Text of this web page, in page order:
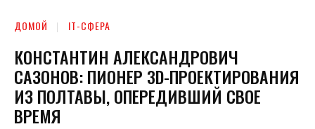
ДОМОЙ ІТ-СФЕРА
КОНСТАНТИН АЛЕКСАНДРОВИЧ
САЗОНОВ: ПИОНЕР 3D-ПРОЕКТИРОВАНИЯ
ИЗ ПОЛТАВЫ, ОПЕРЕДИВШИЙ СВОЕ
ВРЕМЯ